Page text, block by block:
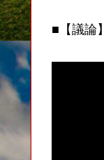
■【議論